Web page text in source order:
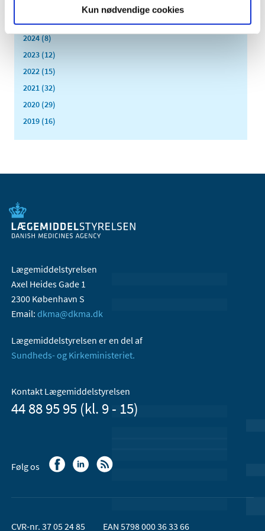
Kun nødvendige cookies
2025 (11)
2024 (8)
2023 (12)
2022 (15)
2021 (32)
2020 (29)
2019 (16)
Lægemiddelstyrelsen
Axel Heides Gade 1
2300 København S
Email: dkma@dkma.dk
Lægemiddelstyrelsen er en del af
Sundheds- og Kirkeministeriet.
Kontakt Lægemiddelstyrelsen
44 88 95 95 (kl. 9 - 15)
Følg os
CVR-nr. 37 05 24 85 EAN 5798 000 36 33 66